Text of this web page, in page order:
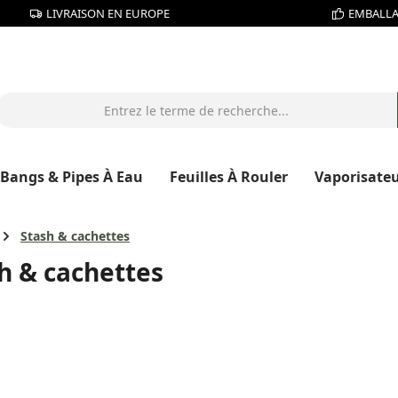
LIVRAISON EN EUROPE
Bangs & Pipes À Eau Feuilles À Rouler
Stash & cachettes
& cachettes